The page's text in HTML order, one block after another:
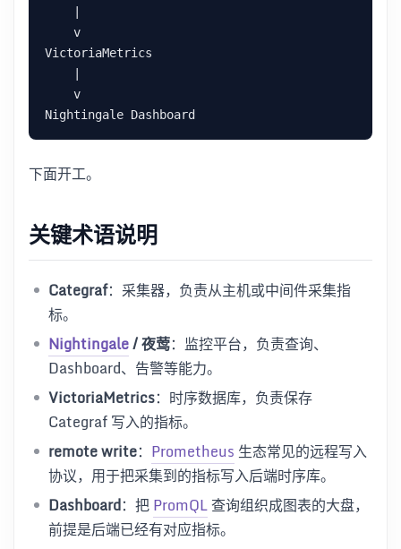
下面开工。
关键术语说明
Categraf：采集器，负责从主机或中间件采集指
标。
Nightingale/ 夜莺：监控平台，负责查询、
Dashboard、告警等能力。
VictoriaMetrics：时序数据库，负责保存
Categraf 写入的指标。
remote write： Prometheus生态常见的远程写入
协议，用于把采集到的指标写入后端时序库。
Dashboard：把PromQL查询组织成图表的大盘，
前提是后端已经有对应指标。